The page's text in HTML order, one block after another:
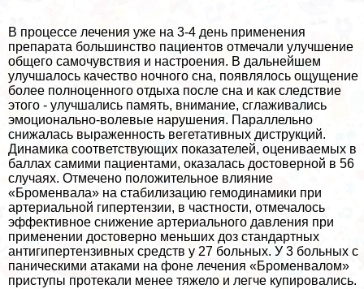
В процессе лечения уже на 3-4 день применения
препарата большинство пациентов отмечали улучшение
общего самочувствия и настроения. В дальнейшем
улучшалось качество ночного сна, появлялось ощущение
более полноценного отдыха после сна и как следствие
этого - улучшались память, внимание, сглаживались
эмоционально-волевые нарушения. Параллельно
снижалась выраженность вегетативных диструкций.
Динамика соответствующих показателей, оцениваемых в
баллах самими пациентами, оказалась достоверной в 56
случаях. Отмечено положительное влияние
«Броменвала» на стабилизацию гемодинамики при
артериальной гипертензии, в частности, отмечалось
эффективное снижение артериального давления при
применении достоверно меньших доз стандартных
антигипертензивных средств у 27 больных. У 3 больных с
паническими атаками на фоне лечения «Броменвалом»
приступы протекали менее тяжело и легче купировались.